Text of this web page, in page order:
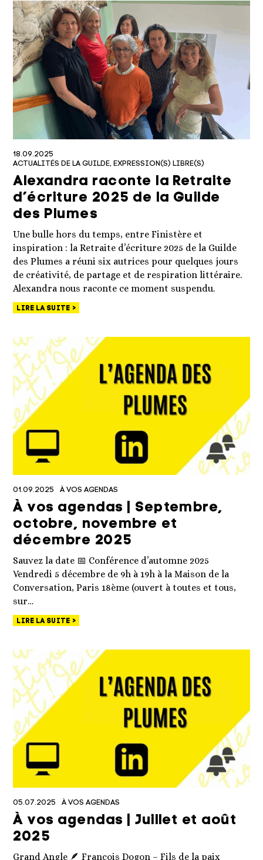
18.09.2025
ACTUALITÉS DE LA GUILDE EXPRESSION(S) LIBRE(S)
Alexandra raconte la Retraite
d’écriture 2025 de la Guilde
des Plumes
Une bulle hors du temps, entre Finistère et
inspiration : la Retraite d’écriture 2025 de la Guilde
des Plumes a réuni six autrices pour quelques jours
de créativité, de partage et de respiration littéraire.
Alexandra nous raconte ce moment suspendu.
LIRE LA SUITE
01.09.2025 À VOS AGENDAS
À vos agendas | Septembre,
octobre, novembre et
décembre 2025
Sauvez la date 📅 Conférence d’automne 2025
Vendredi 5 décembre de 9h à 19h à la Maison de la
Conversation, Paris 18ème (ouvert à toutes et tous,
sur…
LIRE LA SUITE
05.07.2025 À VOS AGENDAS
À vos agendas | Juillet et août
2025
Grand Angle 🪶 François Dogon – Fils de la paix